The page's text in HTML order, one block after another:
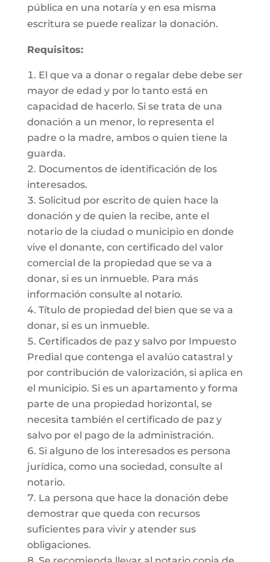
pública en una notaría y en esa misma
escritura se puede realizar la donación.
Requisitos:
El que va a donar o regalar debe debe ser
mayor de edad y por lo tanto está en
capacidad de hacerlo. Si se trata de una
donación a un menor, lo representa el
padre o la madre, ambos o quien tiene la
guarda.
Documentos de identificación de los
interesados.
Solicitud por escrito de quien hace la
donación y de quien la recibe, ante el
notario de la ciudad o municipio en donde
vive el donante, con certificado del valor
comercial de la propiedad que se va a
donar, si es un inmueble. Para más
información consulte al notario.
Título de propiedad del bien que se va a
donar, si es un inmueble.
Certificados de paz y salvo por Impuesto
Predial que contenga el avalúo catastral y
por contribución de valorización, si aplica en
el municipio. Si es un apartamento y forma
parte de una propiedad horizontal, se
necesita también el certificado de paz y
salvo por el pago de la administración.
Si alguno de los interesados es persona
jurídica, como una sociedad, consulte al
notario.
La persona que hace la donación debe
demostrar que queda con recursos
suficientes para vivir y atender sus
obligaciones.